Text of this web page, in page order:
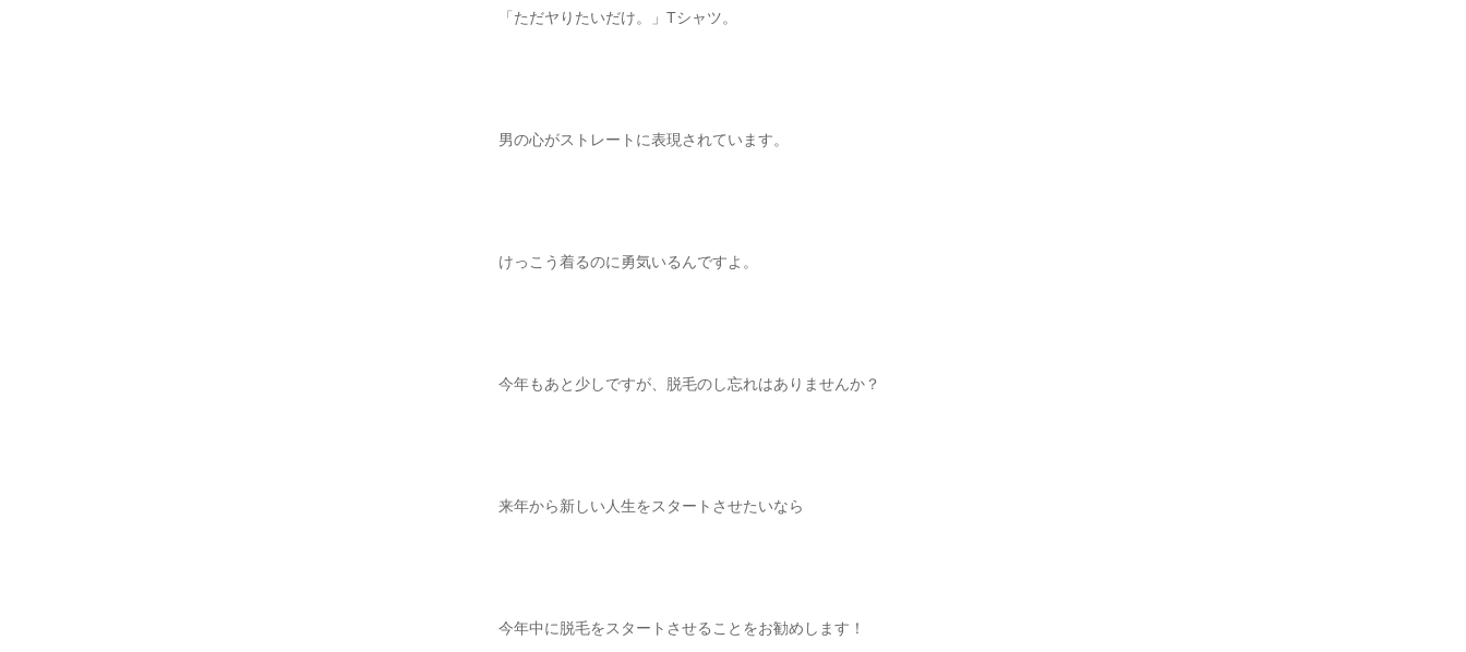
「ただヤりたいだけ。」Tシャツ。
男の心がストレートに表現されています。
けっこう着るのに勇気いるんですよ。
今年もあと少しですが、脱毛のし忘れはありませんか？
来年から新しい人生をスタートさせたいなら
今年中に脱毛をスタートさせることをお勧めします！